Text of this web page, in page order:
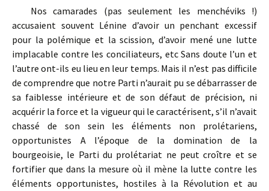
Nos camarades (pas seulement les menchéviks !)
accusaient souvent Lénine d’avoir un penchant excessif
pour la polémique et la scission, d’avoir mené une lutte
implacable contre les conciliateurs, etc Sans doute l’un et
l’autre ont-ils eu lieu en leur temps. Mais il n’est pas difficile
de comprendre que notre Parti n’aurait pu se débarrasser de
sa faiblesse intérieure et de son défaut de précision, ni
acquérir la force et la vigueur qui le caractérisent, s’il n’avait
chassé de son sein les éléments non prolétariens,
opportunistes A l’époque de la domination de la
bourgeoisie, le Parti du prolétariat ne peut croître et se
fortifier que dans la mesure où il mène la lutte contre les
éléments opportunistes, hostiles à la Révolution et au